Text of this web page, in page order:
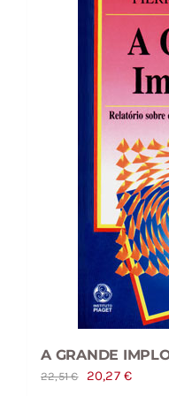
A GRANDE
22,51€
O
20,27€O